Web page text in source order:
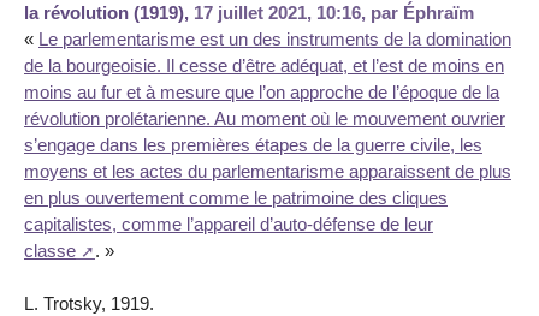
la révolution (1919), 17 juillet 2021, 10:16, par Éphraïm
« Le parlementarisme est un des instruments de la domination
de la bourgeoisie. Il cesse d’être adéquat, et l’est de moins en
moins au fur et à mesure que l’on approche de l’époque de la
révolution prolétarienne. Au moment où le mouvement ouvrier
s’engage dans les premières étapes de la guerre civile, les
moyens et les actes du parlementarisme apparaissent de plus
en plus ouvertement comme le patrimoine des cliques
capitalistes, comme l’appareil d’auto-défense de leur
classe
. »
L. Trotsky, 1919.